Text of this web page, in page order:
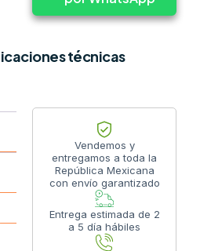
técnicas
Vendemos y
entregamos a toda la
República Mexicana
con envío garantizado
Entrega estimada de 2
a 5 día hábiles